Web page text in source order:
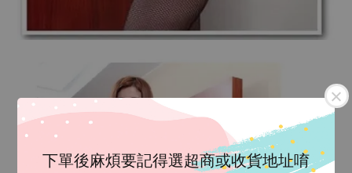
下單後麻煩要記得選超商或收貨地址唷